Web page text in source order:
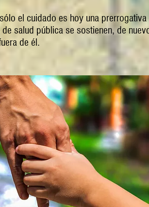
el cuidado es hoy una
salud pública se sostienen, de
de él.